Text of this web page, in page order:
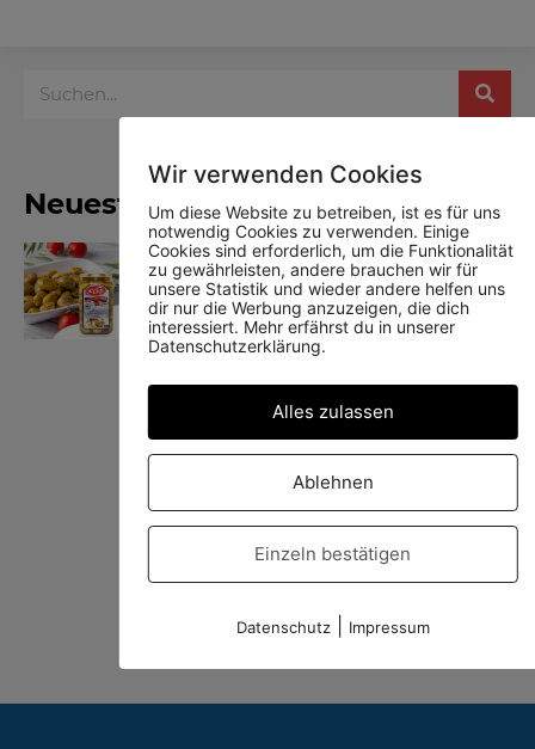
Neueste Produkte
Yedoy gegrillte grüne Oliven
Yedoy Schwarze Oliven
Wir verwenden Cookies
Um diese Website zu betreiben, ist es für uns
notwendig Cookies zu verwenden. Einige
Cookies sind erforderlich, um die Funktionalität
zu gewährleisten, andere brauchen wir für
unsere Statistik und wieder andere helfen uns
dir nur die Werbung anzuzeigen, die dich
interessiert. Mehr erfährst du in unserer
Datenschutzerklärung.
Alles zulassen
Ablehnen
Einzeln bestätigen
Datenschutz| Impressum